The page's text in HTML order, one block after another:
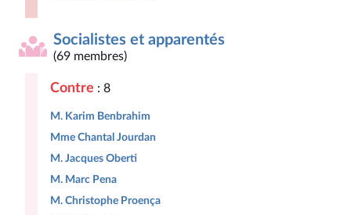
Socialistes et apparentés
(69 membres)
Contre : 8
M. Karim Benbrahim
Mme Chantal Jourdan
M. Jacques Oberti
M. Marc Pena
M. Christophe Proença